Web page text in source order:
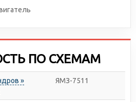
ПО СХЕМАМ
»
ЯМЗ-7511